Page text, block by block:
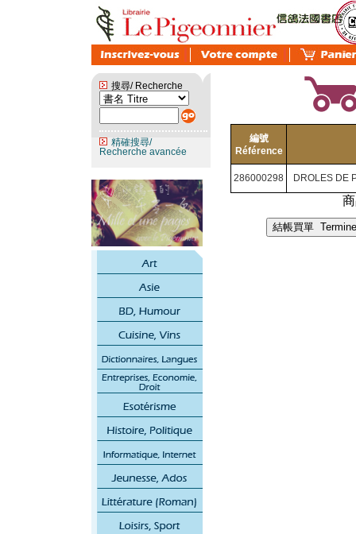
搜尋/ Recherche
精確搜尋/
Recherche avancée
編號
Référence
286000298 DROLES DE